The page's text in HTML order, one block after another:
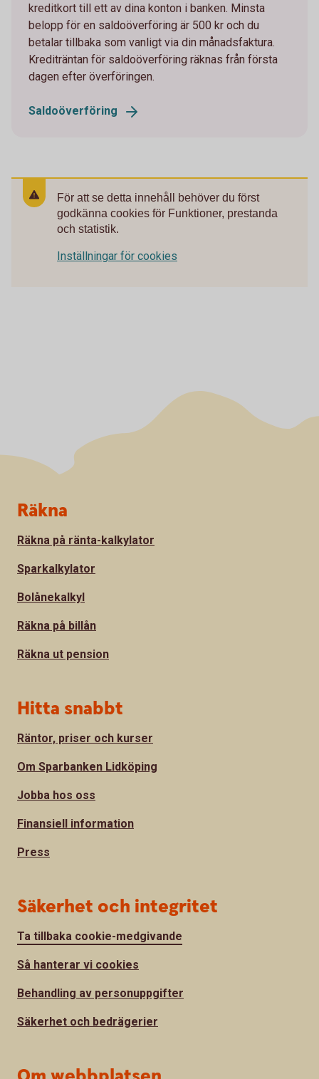
kreditkort till ett av dina konton i banken. Minsta
belopp för en saldoöverföring är 500 kr och du
betalar tillbaka som vanligt via din månadsfaktura.
Krediträntan för saldoöverföring räknas från första
dagen efter överföringen.
Saldoöverföring
För att se detta innehåll behöver du först
godkänna cookies för Funktioner, prestanda
och statistik.
Inställningar för cookies
Sidfot
Räkna
Räkna på ränta-kalkylator
Sparkalkylator
Bolånekalkyl
Räkna på billån
Räkna ut pension
Hitta snabbt
Räntor, priser och kurser
Om Sparbanken Lidköping
Jobba hos oss
Finansiell information
Press
Säkerhet och integritet
Ta tillbaka cookie-medgivande
Så hanterar vi cookies
Behandling av personuppgifter
Säkerhet och bedrägerier